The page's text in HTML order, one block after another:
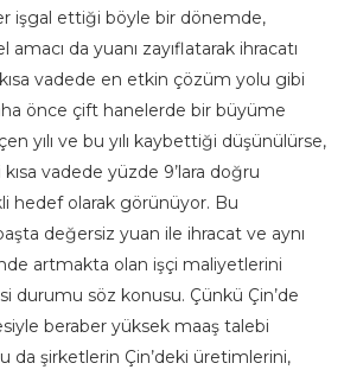
işgal ettiği böyle bir dönemde,
da yuanı zayıflatarak ihracatı
vadede en etkin çözüm yolu gibi
önce çift hanelerde bir büyüme
yılı ve bu yılı kaybettiği düşünülürse,
vadede yüzde 9’lara doğru
hedef olarak görünüyor. Bu
değersiz yuan ile ihracat ve aynı
artmakta olan işçi maliyetlerini
durumu söz konusu. Çünkü Çin’de
beraber yüksek maaş talebi
da şirketlerin Çin’deki üretimlerini,